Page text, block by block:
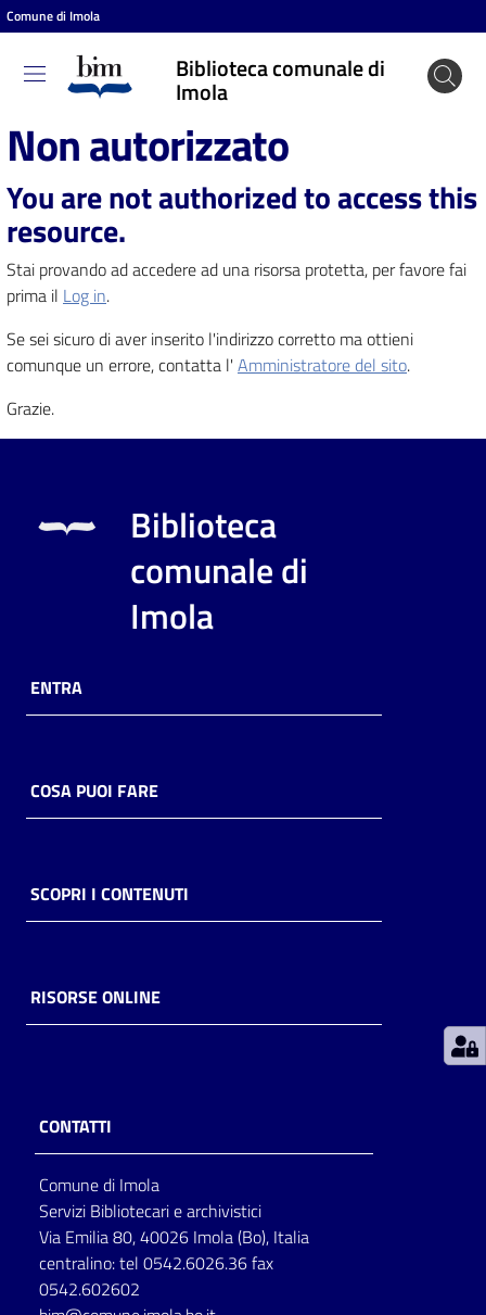
Vai al contenuto
Vai alla navigazione
Vai al footer
Comune di Imola
Biblioteca comunale di
Imola
Biblioteca
comunale
di Imola
Entra
Cosa
puoi
fare
contenuti
Casa
Piani
Archivio
storico
Patto
Seguici
su
Non autorizzato
You are not authorized to access this
resource.
Stai provando ad accedere ad una risorsa protetta, per favore fai
prima il Log in.
Se sei sicuro di aver inserito l'indirizzo corretto ma ottieni
comunque un errore, contatta l' Amministratore del sito.
Grazie.
Biblioteca
comunale di
Imola
ENTRA
COSA PUOI FARE
SCOPRI I CONTENUTI
RISORSE ONLINE
CONTATTI
Comune di Imola
Servizi Bibliotecari e archivistici
Via Emilia 80, 40026 Imola (Bo), Italia
centralino: tel 0542.6026.36 fax
0542.602602